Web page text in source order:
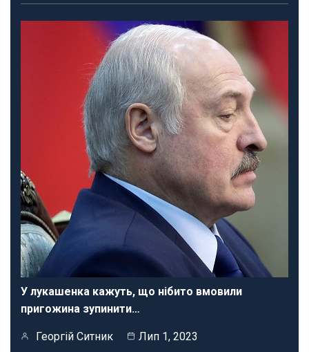
У лукашенка кажуть, що нібито вмовили
пригожина зупинити…
Георгій Ситник Лип 1, 2023